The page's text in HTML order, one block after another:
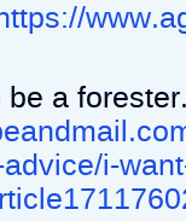
https://
be a
i-